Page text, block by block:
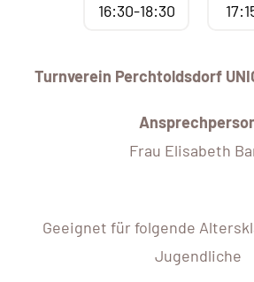
16:30-18:30
Turnverein Perchtoldsdorf
Frau Elisabeth
Geeignet für folgende
Jugendliche